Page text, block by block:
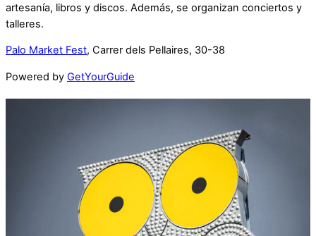
artesanía, libros y discos. Además, se organizan conciertos y
talleres.
Palo Market Fest, Carrer dels Pellaires, 30-38
Powered by GetYourGuide